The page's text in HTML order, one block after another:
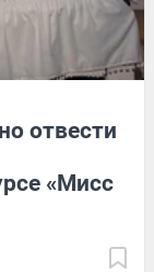
отвести
«Мисс